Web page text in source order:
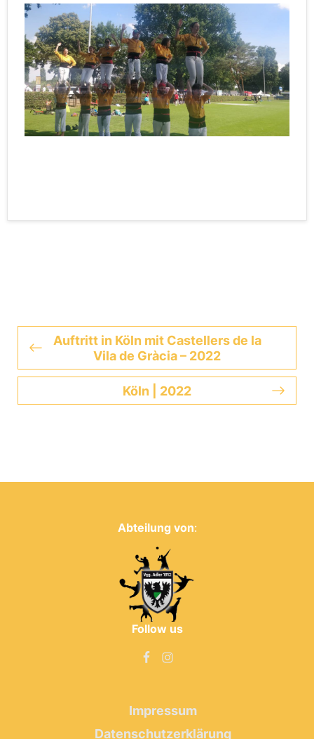
Auftritt in Köln mit Castellers de la
Vila de Gràcia – 2022
Köln | 2022
Abteilung von:
Follow us
Impressum
Datenschutzerklärung